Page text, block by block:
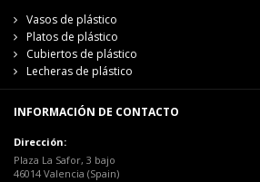
Vasos de plástico
Platos de plástico
Cubiertos de plástico
Lecheras de plástico
INFORMACIÓN DE CONTACTO
Dirección:
Plaza La Safor, 3 bajo
46014 Valencia (Spain)